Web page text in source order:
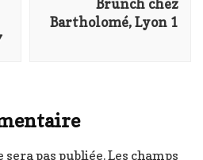
Brunch chez
Bartholomé, Lyon 1
pas publiée.Les champs